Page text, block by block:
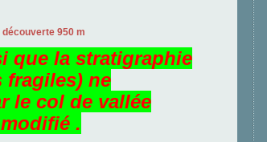
950 m
que la stratigraphie
fragiles) ne
le col de vallée
.